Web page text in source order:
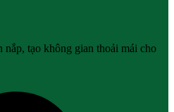
nắp, tạo không gian thoải mái cho